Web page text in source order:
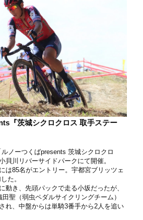
『茨城シクロクロス 取手ステー
ノーつくばpresents 茨城シクロクロ
川リバーサイドパークにて開催。
は85名がエントリー。宇都宮ブリッツェ
た。
動き、先頭パックで走る小坂だったが、
聖（弱虫ペダルサイクリングチーム）
れ、中盤からは単騎3番手から2人を追い